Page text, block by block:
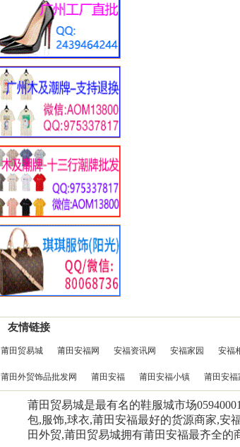
友情链接
莆田贸易城 莆田安福网 安福资讯网 安福家园 安福
莆田外贸饰品批发网 莆田安福 莆田安福小镇 莆田安福
莆田贸易城是最有名的鞋服城市场
包,服饰,球衣,莆田安福最好的货源商家,安
田外贸,莆田贸易城拥有莆田安福最齐全